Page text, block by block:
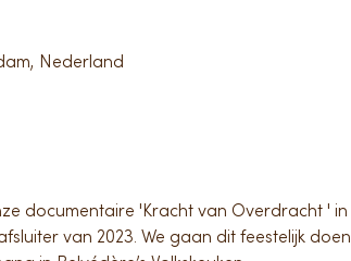
Nederland
documentaire 'Kracht van Overdracht ' in
van 2023. We gaan dit feestelijk doen